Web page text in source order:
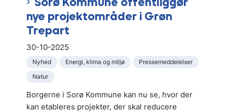
nye projektområder i Grøn
Trepart
30-10-2025
Nyhed Energi, klima og miljø
Pressemeddelelser
Natur
Borgerne i Sorø Kommune kan nu se, hvor der
kan etableres projekter, der skal reducere